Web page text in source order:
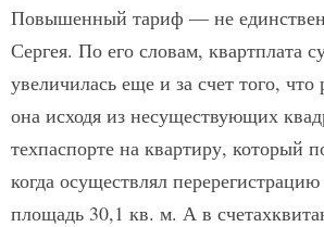
Повышенный тариф — не
Сергея. По его словам, квартплата
увеличилась еще и за счет того, что
она исходя из несуществующих
техпаспорте на квартиру, который
когда осуществлял
площадь 30,1 кв. м. А в